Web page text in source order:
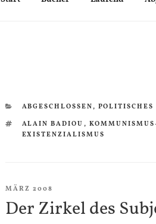
KATEGORIEN
ABGESCHLOSSEN,
SCHLAGWÖRTER
ALAIN BADIOU ,
EXISTENZIALISMUS
VERÖFFENTLICHT
MÄRZ 2008
Der Zirkel des